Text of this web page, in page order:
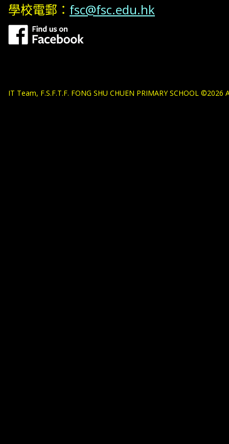
學校電郵： fsc@fsc.edu.hk
IT Team, F.S.F.T.F. FONG SHU CHUEN PRIMARY SCHOOL ©2026